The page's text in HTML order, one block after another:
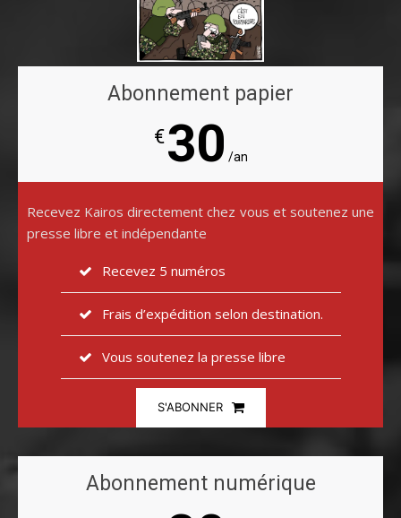
Abonnement papier
€30 /an
Recevez Kairos directement chez vous et soutenez une
presse libre et indépendante
Recevez 5 numéros
Frais d’expédition selon destination.
Vous soutenez la presse libre
S'ABONNER
Abonnement numérique